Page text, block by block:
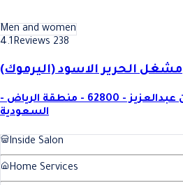
Men and women
4.1Reviews 238
مشغل الحرير الاسود (اليرموك)
الإمام عبدالله بن سعود بن عبدالعزيز - 62800 - منطقة الرياض -
السعودية
Inside Salon
Home Services